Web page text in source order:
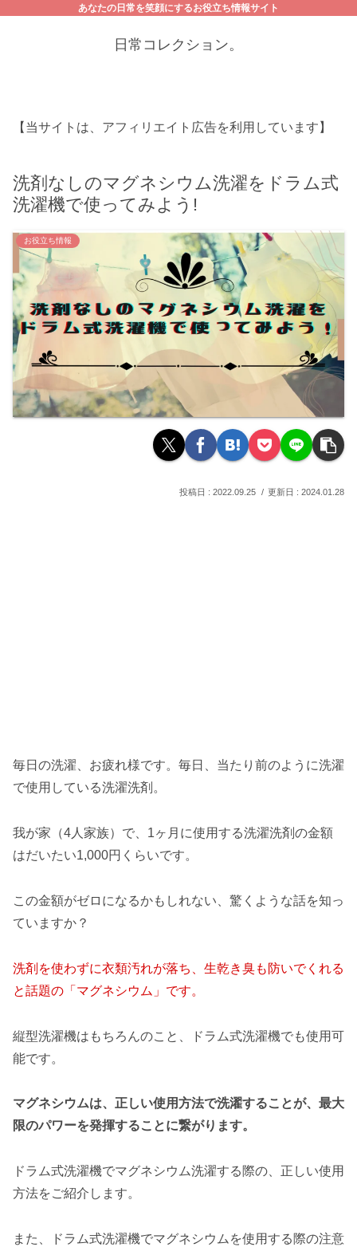
あなたの日常を笑顔にするお役立ち情報サイト
日常コレクション。
【当サイトは、アフィリエイト広告を利用しています】
洗剤なしのマグネシウム洗濯をドラム式
洗濯機で使ってみよう!
お役立ち情報
2022.09.25 2024.01.28
毎日の洗濯、お疲れ様です。毎日、当たり前のように洗濯
で使用している洗濯洗剤。
我が家（4人家族）で、1ヶ月に使用する洗濯洗剤の金額
はだいたい1,000円くらいです。
この金額がゼロになるかもしれない、驚くような話を知っ
ていますか？
洗剤を使わずに衣類汚れが落ち、生乾き臭も防いでくれる
と話題の「マグネシウム」です。
縦型洗濯機はもちろんのこと、ドラム式洗濯機でも使用可
能です。
マグネシウムは、正しい使用方法で洗濯することが、最大
限のパワーを発揮することに繋がります。
ドラム式洗濯機でマグネシウム洗濯する際の、正しい使用
方法をご紹介します。
また、ドラム式洗濯機でマグネシウムを使用する際の注意